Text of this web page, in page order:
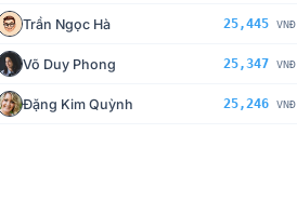
Trần Ngọc Hà 25,445 VNĐ
Võ Duy Phong 25,347 VNĐ
Đặng Kim Quỳnh 25,246 VNĐ